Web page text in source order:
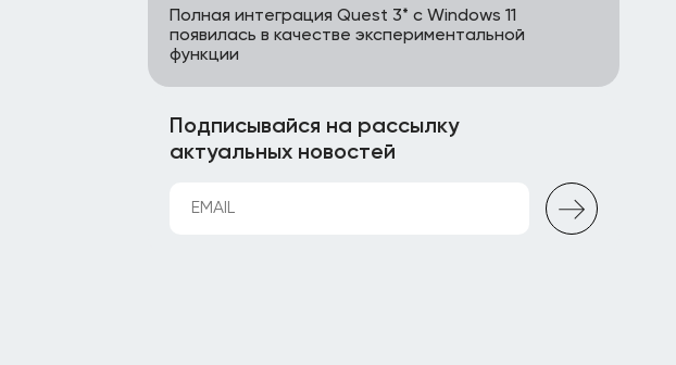
Полная интеграция Quest 3* с Windows 11
появилась в качестве экспериментальной
функции
Подписывайся на рассылку
актуальных новостей